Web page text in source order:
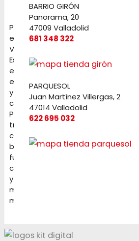
Pirotecnia
en
Valladolid.
Especialistas
en
eventos
y
celebraciones.
Petardos,
tracas,
cochetes,
baterías,
fuentes,
candelas
y
mucho
más
BARRIO GIRÓN
Panorama, 20
47009 Valladolid
681 348 322
PARQUESOL
Juan Martínez Villergas, 2
47014 Valladolid
622 695 032